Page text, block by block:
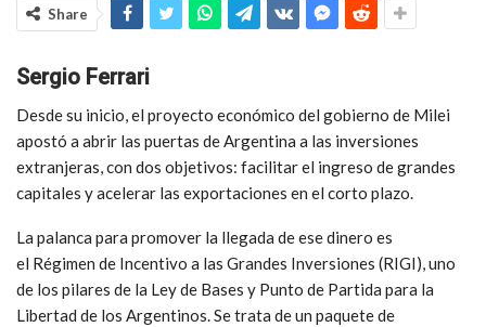
Share
Sergio Ferrari
Desde su inicio, el proyecto económico del gobierno de Milei
apostó a abrir las puertas de Argentina a las inversiones
extranjeras, con dos objetivos: facilitar el ingreso de grandes
capitales y acelerar las exportaciones en el corto plazo.
La palanca para promover la llegada de ese dinero es
el Régimen de Incentivo a las Grandes Inversiones (RIGI) , uno
de los pilares de la Ley de Bases y Punto de Partida para la
Libertad de los Argentinos. Se trata deun paquete de